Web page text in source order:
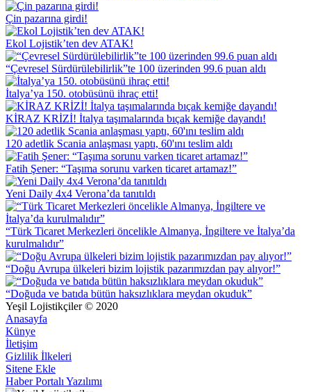
Çin pazarına girdi!
Ekol Lojistik’ten dev ATAK!
“Çevresel Sürdürülebilirlik”te 100 üzerinden 99.6 puan aldı
İtalya’ya 150. otobüsünü ihraç etti!
KİRAZ KRİZİ! İtalya taşımalarında bıçak kemiğe dayandı!
120 adetlik Scania anlaşması yaptı, 60'ını teslim aldı
Fatih Şener: “Taşıma sorunu varken ticaret artamaz!”
Yeni Daily 4x4 Verona’da tanıtıldı
“Türk Ticaret Merkezleri öncelikle Almanya, İngiltere ve İtalya’da
kurulmalıdır”
“Doğu Avrupa ülkeleri bizim lojistik pazarımızdan pay alıyor!”
“Doğuda ve batıda bütün haksızlıklara meydan okuduk”
Yeşil Lojistikçiler © 2020
Anasayfa
Künye
İletişim
Gizlilik İlkeleri
Sitene Ekle
Haber Portalı Yazılımı